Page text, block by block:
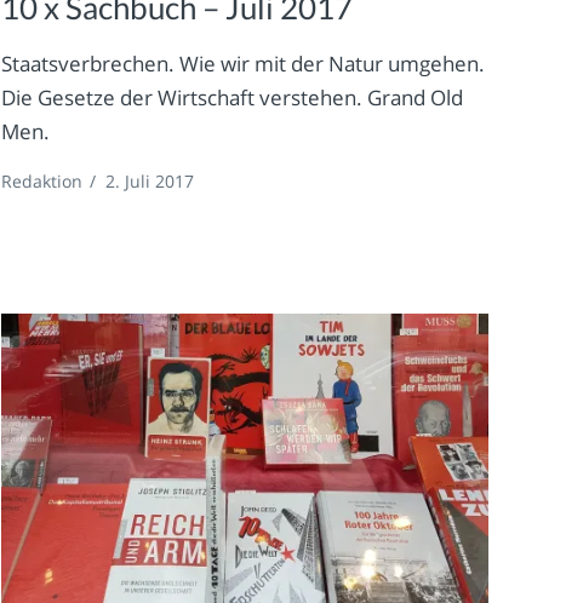
Staatsverbrechen. Wie wir mit der Natur umgehen.
Die Gesetze der Wirtschaft verstehen. Grand Old
Men.
Redaktion / 2. Juli 2017